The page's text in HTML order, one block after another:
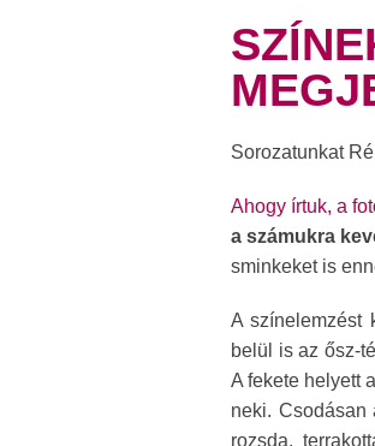
Sorozatunkat
Ahogy írtuk, a
a számukra
sminkeket is
A színelemzést
belül is az ősz-
A fekete helyett
neki. Csodásan
rozsda,